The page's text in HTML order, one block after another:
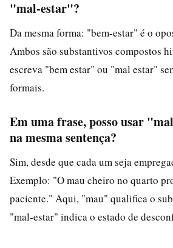
"mal-estar"?
Da mesma forma: "bem-estar" é o
Ambos são substantivos compostos
escreva "bem estar" ou "mal estar"
formais.
Em uma frase, posso usar
na mesma sentença?
Sim, desde que cada um seja
Exemplo: "O mau cheiro no quarto
paciente." Aqui, "mau" qualifica o
"mal-estar" indica o estado de